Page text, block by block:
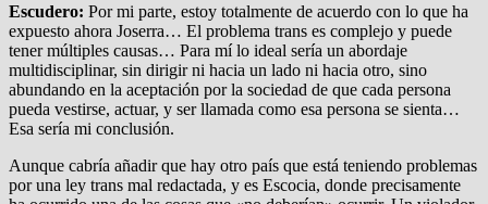
Escudero: Por mi parte, estoy totalmente de acuerdo con lo que ha
expuesto ahora Joserra… El problema trans es complejo y puede
tener múltiples causas… Para mí lo ideal sería un abordaje
multidisciplinar, sin dirigir ni hacia un lado ni hacia otro, sino
abundando en la aceptación por la sociedad de que cada persona
pueda vestirse, actuar, y ser llamada como esa persona se sienta…
Esa sería mi conclusión.
Aunque cabría añadir que hay otro país que está teniendo problemas
por una ley trans mal redactada, y es Escocia, donde precisamente